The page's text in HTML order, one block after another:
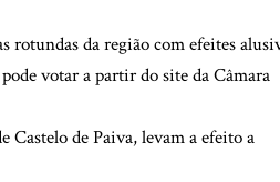
rotundas da região com efeites
votar a partir do site da Câmara
Castelo de Paiva, levam a efeito a